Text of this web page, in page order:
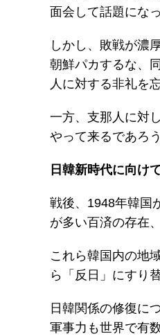
面会して話題になっ
しかし、敗戦が濃
朝鮮パカするな、
人に対する非礼を
一方、支那人に対
やって来るであろ
日韓新時代に向け
戦後、1948年韓国
が多い百済の存在
これら韓国内の地
ら「反日」にすり
日韓関係の修復に
軍事力も世界で有